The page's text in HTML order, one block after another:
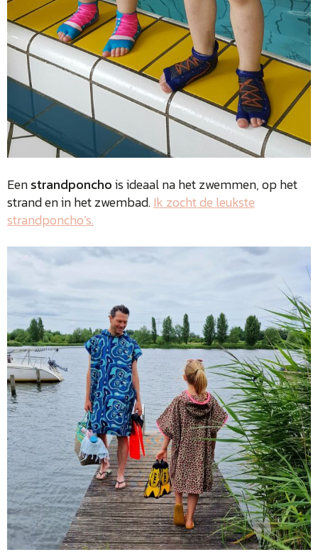
Eenstrandponchois ideaal na het zwemmen, op het
strand en in het zwembad.Ik zocht de leukste
strandponcho’s.